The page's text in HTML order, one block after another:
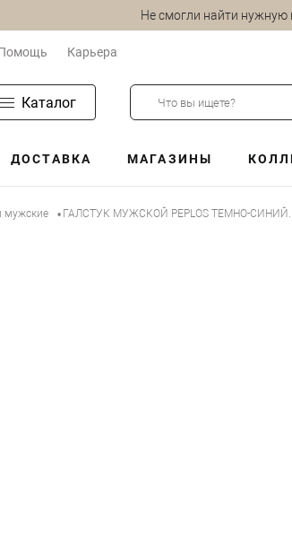
Не смогли найти
Карьера
Каталог
ДОСТАВКА МАГАЗИНЫ
мужские • ГАЛСТУК МУЖСКОЙ PEPLOS ТЕМНО-